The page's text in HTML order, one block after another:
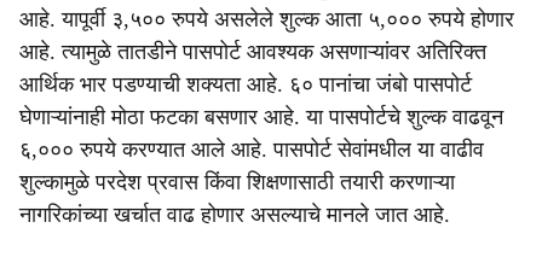
आहे. यापूर्वी ३,५०० रुपये असलेले शुल्क आता ५,००० रुपये होणार
आहे. त्यामुळे तातडीने पासपोर्ट आवश्यक असणाऱ्यांवर अतिरिक्त
आर्थिक भार पडण्याची शक्यता आहे. ६० पानांचा जंबो पासपोर्ट
घेणाऱ्यांनाही मोठा फटका बसणार आहे. या पासपोर्टचे शुल्क वाढवून
६,००० रुपये करण्यात आले आहे. पासपोर्ट सेवांमधील या वाढीव
शुल्कामुळे परदेश प्रवास किंवा शिक्षणासाठी तयारी करणाऱ्या
नागरिकांच्या खर्चात वाढ होणार असल्याचे मानले जात आहे.